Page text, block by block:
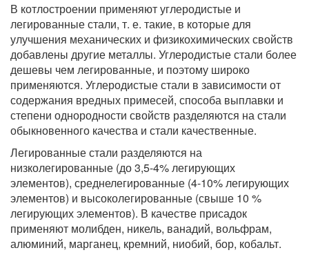
В котлостроении применяют углеродистые и
легированные стали, т. е. такие, в которые для
улучшения механических и физикохимических свойств
добавлены другие металлы. Углеродистые стали более
дешевы чем легированные, и поэтому широко
применяются. Углеродистые стали в зависимости от
содержания вредных примесей, способа выплавки и
степени однородности свойств разделяются на стали
обыкновенного качества и стали качественные.
Легированные стали разделяются на
низколегированные (до 3,5-4% легирующих
элементов), среднелегированные (4-10% легирующих
элементов) и высоколегированные (свыше 10 %
легирующих элементов). В качестве присадок
применяют молибден, никель, ванадий, вольфрам,
алюминий, марганец, кремний, ниобий, бор, кобальт.